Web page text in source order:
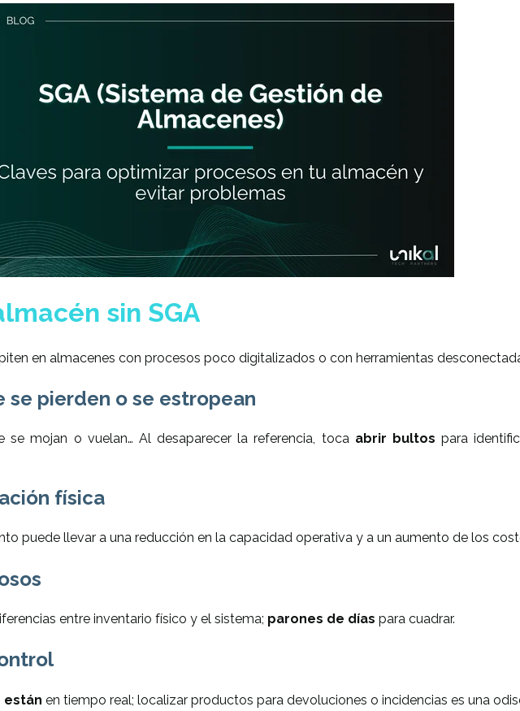
sin SGA
en almacenes con procesos poco digitalizados o con herramientas
se pierden o se estropean
se mojan o vuelan… Al desaparecer la referencia, toca abrir bultos para
física
puede llevar a una reducción en la capacidad operativa y a un aumento de los
entre inventario físico y el sistema; parones de días para cuadrar.
están en tiempo real; localizar productos para devoluciones o incidencias es una